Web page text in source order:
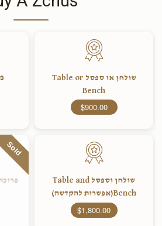
שולחן או ספסל Table or
Bench
$900.00
שולחן וספסל Table and
Bench(אפשרות להקדשה)
$1,800.00
Sold